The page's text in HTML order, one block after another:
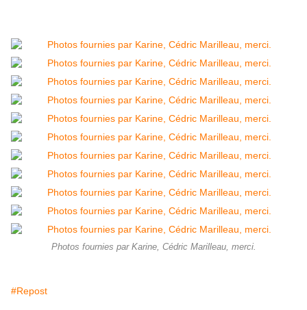
Photos fournies par Karine, Cédric Marilleau, merci.
#Repost